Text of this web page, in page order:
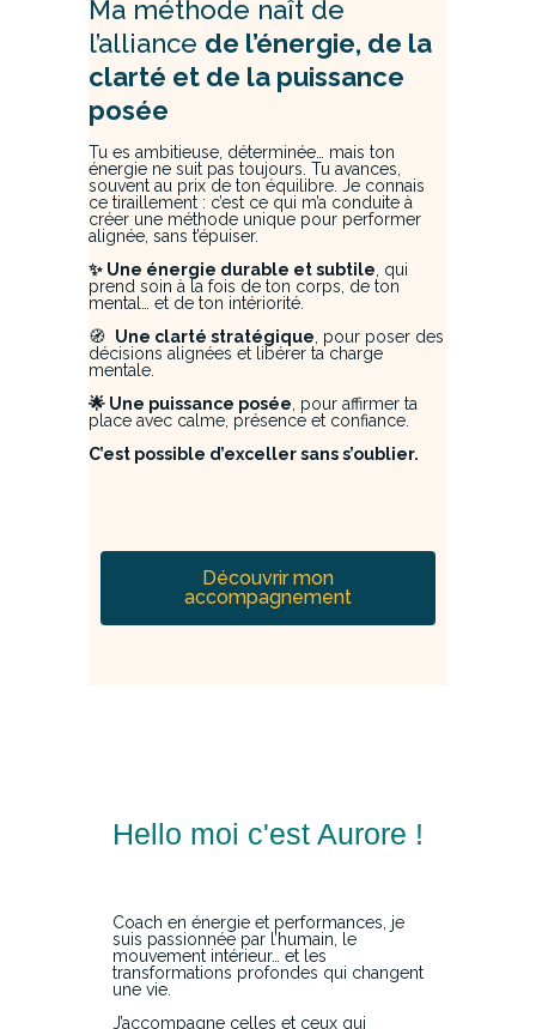
Ma méthode naît de
l’alliance de l’énergie, de la
clarté et de la puissance
posée
Tu es ambitieuse, déterminée… mais ton
énergie ne suit pas toujours. Tu avances,
souvent au prix de ton équilibre. Je connais
ce tiraillement : c’est ce qui m’a conduite à
créer une méthode unique pour performer
alignée, sans t’épuiser.
✨ Une énergie durable et subtile , qui
prend soin à la fois de ton corps, de ton
mental… et de ton intériorité.
🧭 Une clarté stratégique , pour poser des
décisions alignées et libérer ta charge
mentale.
🌟 Une puissance posée , pour affirmer ta
place avec calme, présence et confiance.
C’est possible d’exceller sans s’oublier.
Découvrir mon
accompagnement
Hello moi c'est Aurore !
Coach en énergie et performances, je
suis passionnée par l’humain, le
mouvement intérieur… et les
transformations profondes qui changent
une vie.
J’accompagne celles et ceux qui